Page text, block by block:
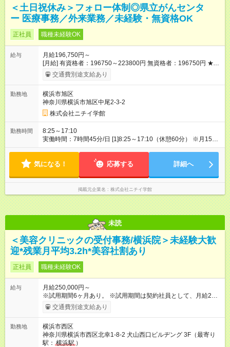
＜土日祝休み＞フォロー体制◎県立がんセンタ
ー 医療事務／外来業務／未経験・無資格OK
正社員 職種未経験OK
給与
月給196,750円～
[月給] 有資格者：196750～223800円 無資格者：196750円 ★賞
与あり 年2回（業績による 初年度1回） ★キャリアアップ制度
あり 進級により給与がアップします！ 【試用期間】試用期間あ
す。
交通費別途支給あり
勤務地
横浜市旭区
神奈川県横浜市旭区中尾2-3-2
株式会社ニチイ学館
勤務時間
8:25～17:10
実働時間：7時間45分/日 [1]8:25～17:10（休憩60分） ※月157時
間勤務 ※残業10時間あり ※窓口業務は17:15まで、その後更衣5
シフトにより週1日
気になる！ 応募する 詳細へ
掲載元企業名 株式会社ニチイ学館
未読
＜美容クリニックの受付事務/横浜院＞未経験大歓
迎*残業月平均3.2h*美容社割あり
正社員 職種未経験OK
給与
月給250,000円～
※試用期間6ヶ月あり。 ※試用期間は契約社員として、月給22万
円＋各種手当となります。 ※想定年収には賞与+インセンティブ
を含みます。 ◆残業手当は1分単位で全額支給 【試用期間】試用
時と異なる部分があります。 雇用形態：中途採用（契約社員）
給与：月給 220,000円以上
交通費別途支給あり
勤務地
横浜市西区
神奈川県横浜市西区北幸1-8-2 犬山西口ビルヂング 3F（最寄り
駅： 横浜駅 ）